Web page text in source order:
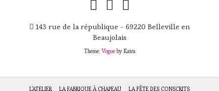
143 rue de la république - 69220 Belleville en
Beaujolais
Theme:Vogueby Kaira
L’ATELIER LA FABRIQUE À CHAPEAU LA FÊTE DES CONSCRITS